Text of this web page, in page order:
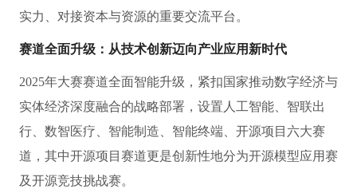
实力、对接资本与资源的重要交流平台。
赛道全面升级： 从技术创新迈向产业应用新时代
2025年大赛赛道全面智能升级，紧扣国家推动数字经济与
实体经济深度融合的战略部署，设置人工智能、智联出
行、数智医疗、智能制造、智能终端、开源项目六大赛
道，其中开源项目赛道更是创新性地分为开源模型应用赛
及开源竞技挑战赛。